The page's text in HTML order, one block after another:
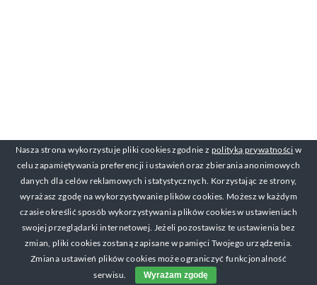
Nasza strona wykorzystuje pliki cookies zgodnie z polityką prywatności w
celu zapamiętywania preferencji i ustawień oraz zbierania anonimowych
danych dla celów reklamowych i statystycznych. Korzystając ze strony,
wyrażasz zgodę na wykorzystywanie plików cookies. Możesz w każdym
czasie określić sposób wykorzystywania plików cookies w ustawieniach
swojej przeglądarki internetowej. Jeżeli pozostawisz te ustawienia bez
zmian, pliki cookies zostaną zapisane w pamięci Twojego urządzenia.
Zmiana ustawień plików cookies może ograniczyć funkcjonalność
serwisu.
Wyrażam zgodę